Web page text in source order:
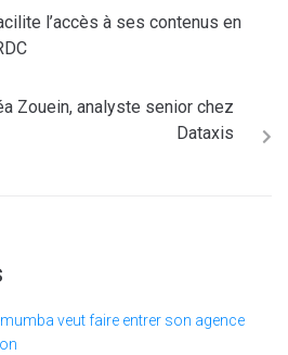
l’accès à ses contenus en
Zouein, analyste senior chez
Dataxis
veut faire entrer son agence